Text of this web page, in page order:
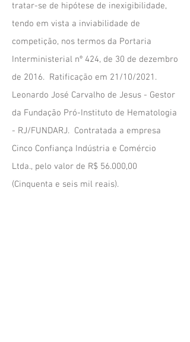
tratar-se de hipótese de inexigibilidade,
tendo em vista a inviabilidade de
competição, nos termos da Portaria
Interministerial nº 424, de 30 de dezembro
de 2016. Ratificação em 21/10/2021.
Leonardo José Carvalho de Jesus - Gestor
da Fundação Pró-Instituto de Hematologia
- RJ/FUNDARJ. Contratada a empresa
Cinco Confiança Indústria e Comércio
Ltda., pelo valor de R$ 56.000,00
(Cinquenta e seis mil reais).